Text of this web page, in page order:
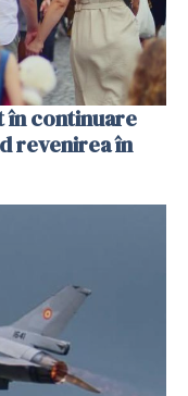
în continuare
revenirea în